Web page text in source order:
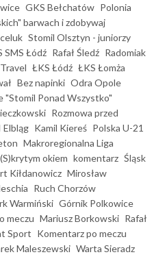
GKS Bełchatów Polonia
barwach i zdobywaj
Stomil Olsztyn - juniorzy
SMS Łódź Rafał Śledź Radomiak
ŁKS Łódź ŁKS Łomża
Bez napinki Odra Opole
"Stomil Ponad Wszystko"
Rozmowa przed
Elbląg Kamil Kiereś Polska U-21
Makroregionalna Liga
(S)krytym okiem komentarz Śląsk
Kiłdanowicz Mirosław
Ruch Chorzów
Warmiński Górnik Polkowice
meczu Mariusz Borkowski Rafał
Sport Komentarz po meczu
Maleszewski Warta Sieradz